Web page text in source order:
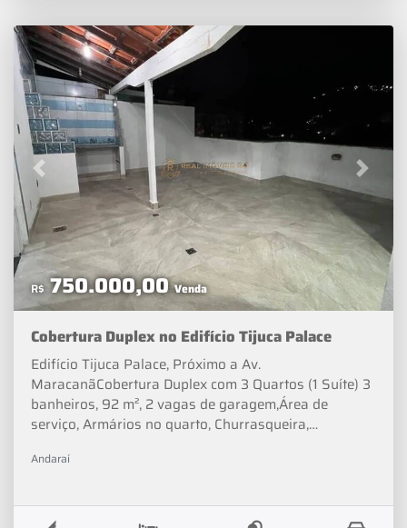
Previous Next
Cobertura Duplex no Edifício Tijuca Palace
Edifício Tijuca Palace, Próximo a Av.
MaracanãCobertura Duplex com 3 Quartos (1 Suíte) 3
banheiros, 92 m², 2 vagas de garagem,Área de
serviço, Armários no quarto, Churrasqueira,
animais, Portaria, Salão de festas, Segurança
1.982Opcionista - Lucas Almeida_______"☑
R$750.000,00Venda
Andaraí